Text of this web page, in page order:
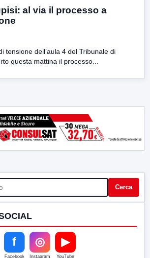
al via il processo a
tensione dell’aula 4 del Tribunale di
questa mattina il processo...
Cerca
f
Facebook
◎
Instagram
▶
YouTube